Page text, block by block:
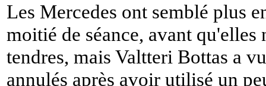
Les Mercedes ont semblé plus
moitié de séance, avant qu'elles
tendres, mais Valtteri Bottas a
annulés après avoir utilisé un